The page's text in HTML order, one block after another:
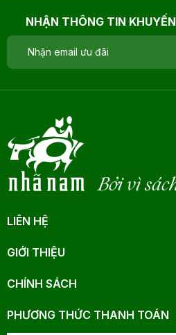
NHẬN THÔNG TIN
Bởi vì
LIÊN HỆ
GIỚI THIỆU
CHÍNH SÁCH
PHƯƠNG THỨC THANH TOÁN